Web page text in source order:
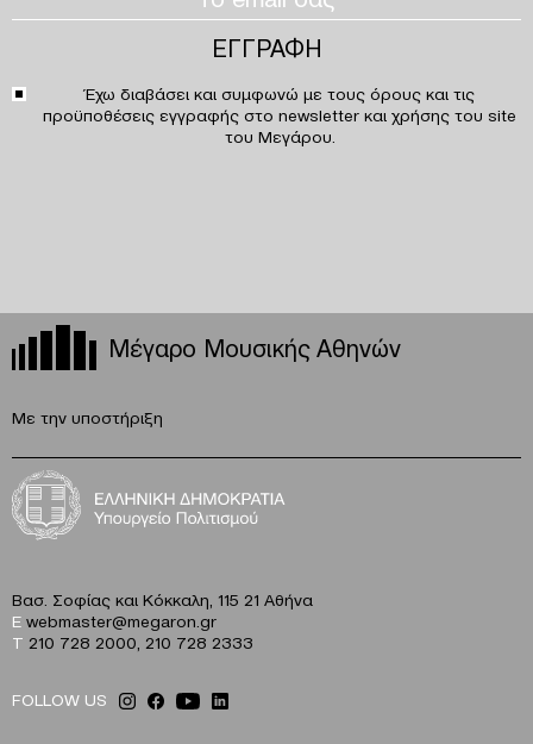
Έχω διαβάσει και συμφωνώ με τους όρους και τις
προϋποθέσεις εγγραφής στο newsletter και χρήσης του site
του Μεγάρου.
Μέγαρο Μουσικής Αθηνών
Με την υποστήριξη
Βασ. Σοφίας και Κόκκαλη, 115 21 Αθήνα
E webmaster@megaron.gr
T 210 728 2000 210 728 2333
FOLLOW US